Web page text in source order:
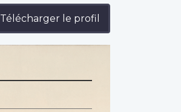
Télécharger le profil